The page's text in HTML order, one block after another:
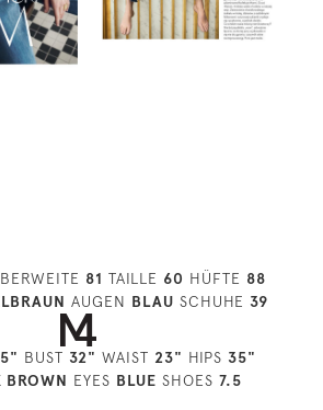
81 TAILLE 60 HÜFTE 88
AUGEN BLAU SCHUHE 39
BUST 32" WAIST 23" HIPS 35"
BROWN EYES BLUE SHOES 7.5